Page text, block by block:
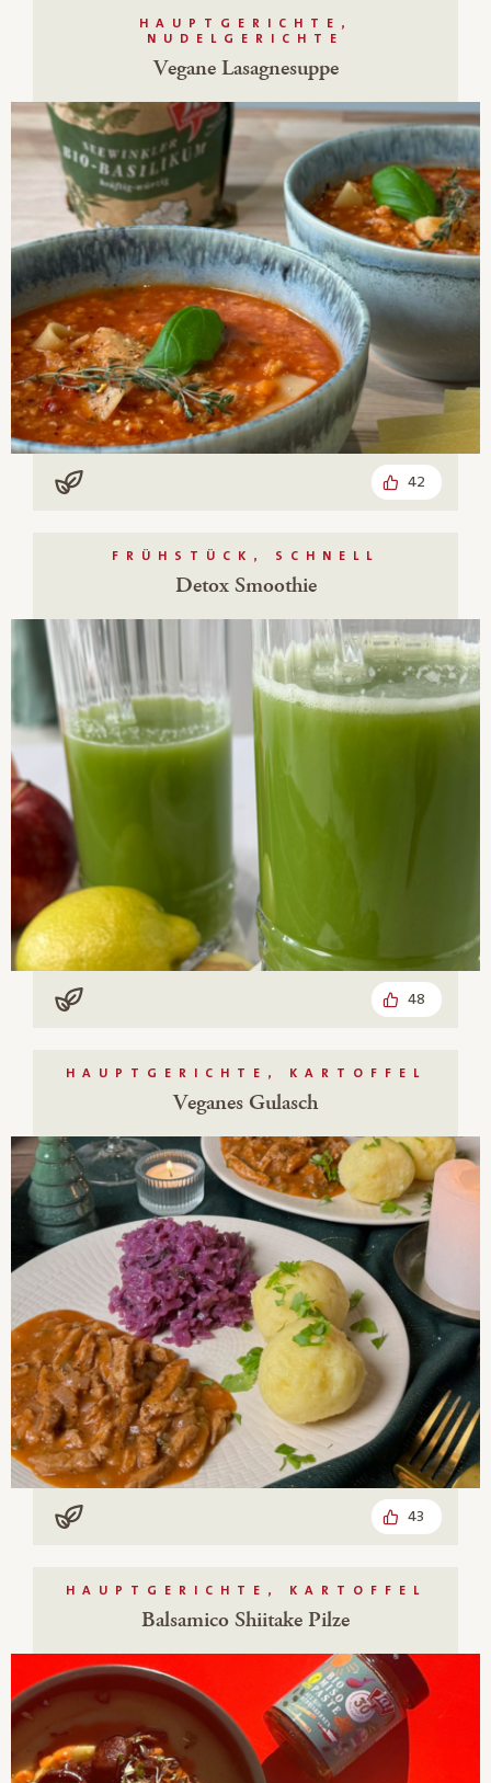
HAUPTGERICHTE,
NUDELGERICHTE
Vegane Lasagnesuppe
Vegan 42
FRÜHSTÜCK, SCHNELL
Detox Smoothie
Vegan 48
HAUPTGERICHTE, KARTOFFEL
Veganes Gulasch
Vegan 43
HAUPTGERICHTE, KARTOFFEL
Balsamico Shiitake Pilze